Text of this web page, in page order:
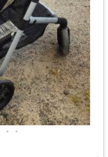
• •